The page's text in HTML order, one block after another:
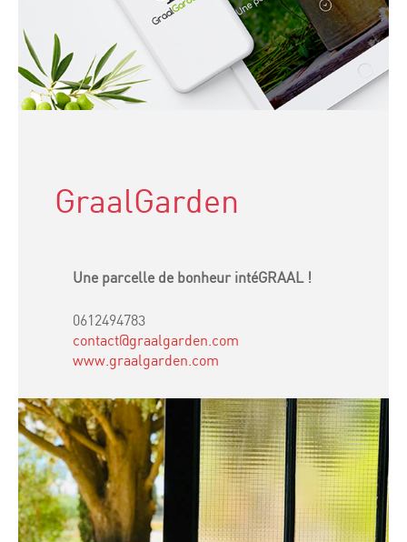
GraalGarden
Une parcelle de bonheur intéGRAAL !
0612494783
contact@graalgarden.com
www.graalgarden.com